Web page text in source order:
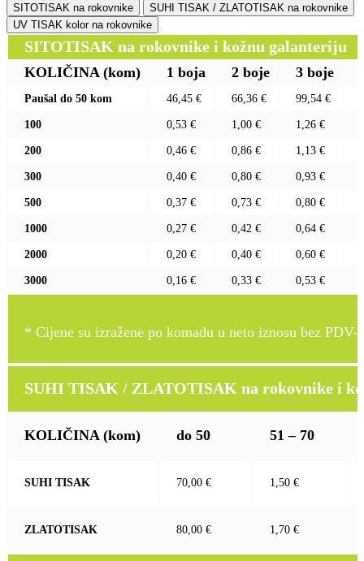
SITOTISAK na rokovnike
SUHI TISAK / ZLATOTISAK na rokovnike
UV TISAK kolor na rokovnike
SITOTISAK na rokovnike i kožnu galanteriju
KOLIČINA (kom) 1 boja 2 boje 3 boje
Paušal do 50 kom 46,45 € 66,36 € 99,54 €
100 0,53 € 1,00 € 1,26 €
200 0,46 € 0,86 € 1,13 €
300 0,40 € 0,80 € 0,93 €
500 0,37 € 0,73 € 0,80 €
1000 0,27 € 0,42 € 0,64 €
2000 0,20 € 0,40 € 0,60 €
3000 0,16 € 0,33 € 0,53 €
* Cijene su izražene po komadu u neto iznosu bez PDV-
SUHI TISAK / ZLATOTISAK na rokovnike i
KOLIČINA (kom) do 50 51 – 70
SUHI TISAK 70,00 € 1,50 €
ZLATOTISAK 80,00 € 1,70 €